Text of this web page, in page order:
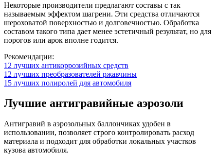
Некоторые производители предлагают составы с так
называемым эффектом шагрени. Эти средства отличаются
шероховатой поверхностью и долговечностью. Обработка
составом такого типа дает менее эстетичный результат, но для
порогов или арок вполне годится.
Рекомендации:
12 лучших антикоррозийных средств
12 лучших преобразователей ржавчины
15 лучших полиролей для автомобиля
Лучшие антигравийные аэрозоли
Антигравий в аэрозольных баллончиках удобен в
использовании, позволяет строго контролировать расход
материала и подходит для обработки локальных участков
кузова автомобиля.